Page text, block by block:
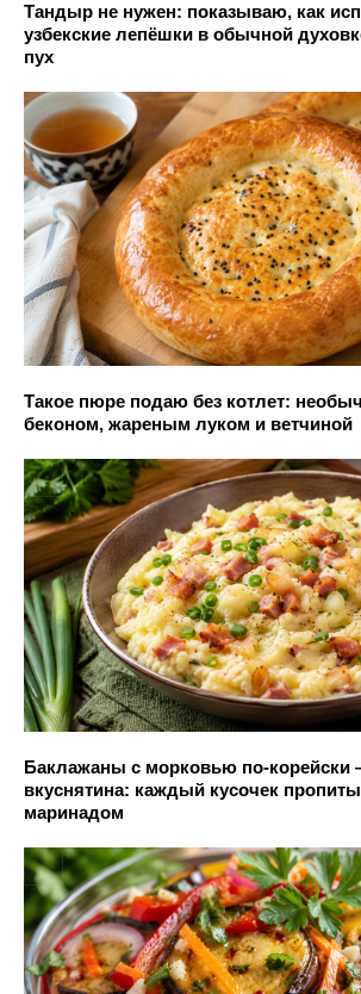
Тандыр не нужен: показываю, как
узбекские лепёшки в обычной
пух
Такое пюре подаю без котлет:
беконом, жареным луком и ветчиной
Баклажаны с морковью по-корейски
вкуснятина: каждый кусочек
маринадом